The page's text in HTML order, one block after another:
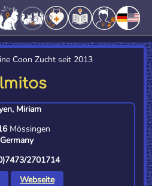
Coon Zucht seit 2013
Miriam
Mössingen
Germany
2701714
Webseite